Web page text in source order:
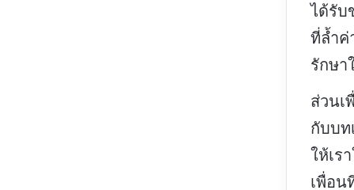
ได้รับ
ที่ล้ำค่
รักษา
ส่วนเ
กับบท
ให้เร
เพื่อน